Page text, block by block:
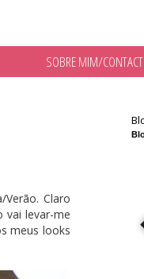
SOBRE MIM/
Claro
vai levar-me
meus looks